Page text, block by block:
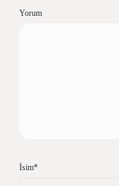
Yorum
İsim*